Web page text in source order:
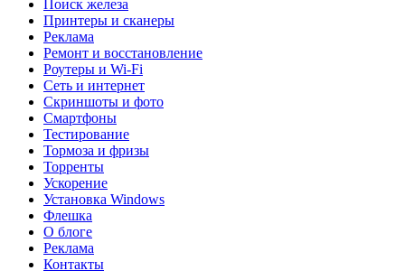
Поиск железа
Принтеры и сканеры
Реклама
Ремонт и восстановление
Роутеры и Wi-Fi
Сеть и интернет
Скриншоты и фото
Смартфоны
Тестирование
Тормоза и фризы
Торренты
Ускорение
Установка Windows
Флешка
О блоге
Реклама
Контакты